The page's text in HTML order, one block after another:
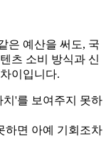
은 예산을 써도, 국
츠 소비 방식과 신
이입니다.
'를 보여주지 못하
하면 아예 기회조차